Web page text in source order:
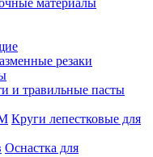
материалы
резаки
и травильные пасты
Круги лепестковые для
Оснастка для